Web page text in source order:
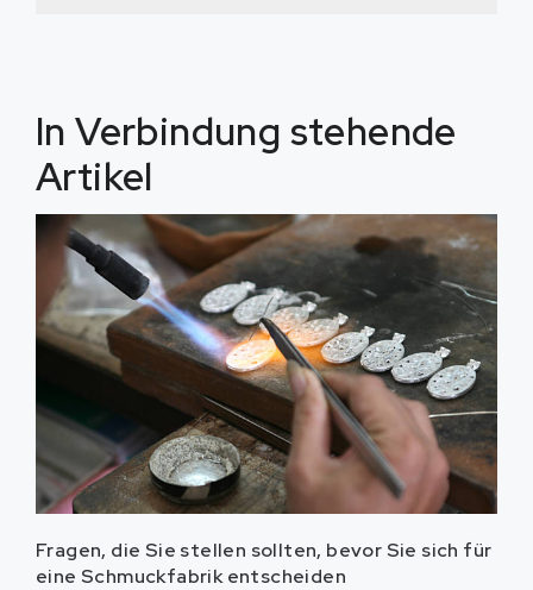
In Verbindung stehende
Artikel
Fragen, die Sie stellen sollten, bevor Sie sich für
eine Schmuckfabrik entscheiden